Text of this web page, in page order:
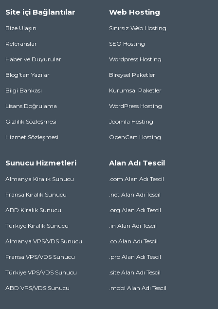
Site içi Bağlantılar
Bize Ulaşın
Referanslar
Haber ve Duyurular
Blog'tan Yazılar
Bilgi Bankası
Lisans Doğrulama
Gizlilik Sözleşmesi
Hizmet Sözleşmesi
Web Hosting
Sınırsız Web Hosting
SEO Hosting
Wordpress Hosting
Bireysel Paketler
Kurumsal Paketler
WordPress Hosting
Joomla Hosting
OpenCart Hosting
Sunucu Hizmetleri
Almanya Kiralık Sunucu
Fransa Kiralık Sunucu
ABD Kiralık Sunucu
Türkiye Kiralık Sunucu
Almanya VPS/VDS Sunucu
Fransa VPS/VDS Sunucu
Türkiye VPS/VDS Sunucu
ABD VPS/VDS Sunucu
Alan Adı Tescil
.com Alan Adı Tescil
.net Alan Adı Tescil
.org Alan Adı Tescil
.in Alan Adı Tescil
.co Alan Adı Tescil
.pro Alan Adı Tescil
.site Alan Adı Tescil
.mobi Alan Adı Tescil